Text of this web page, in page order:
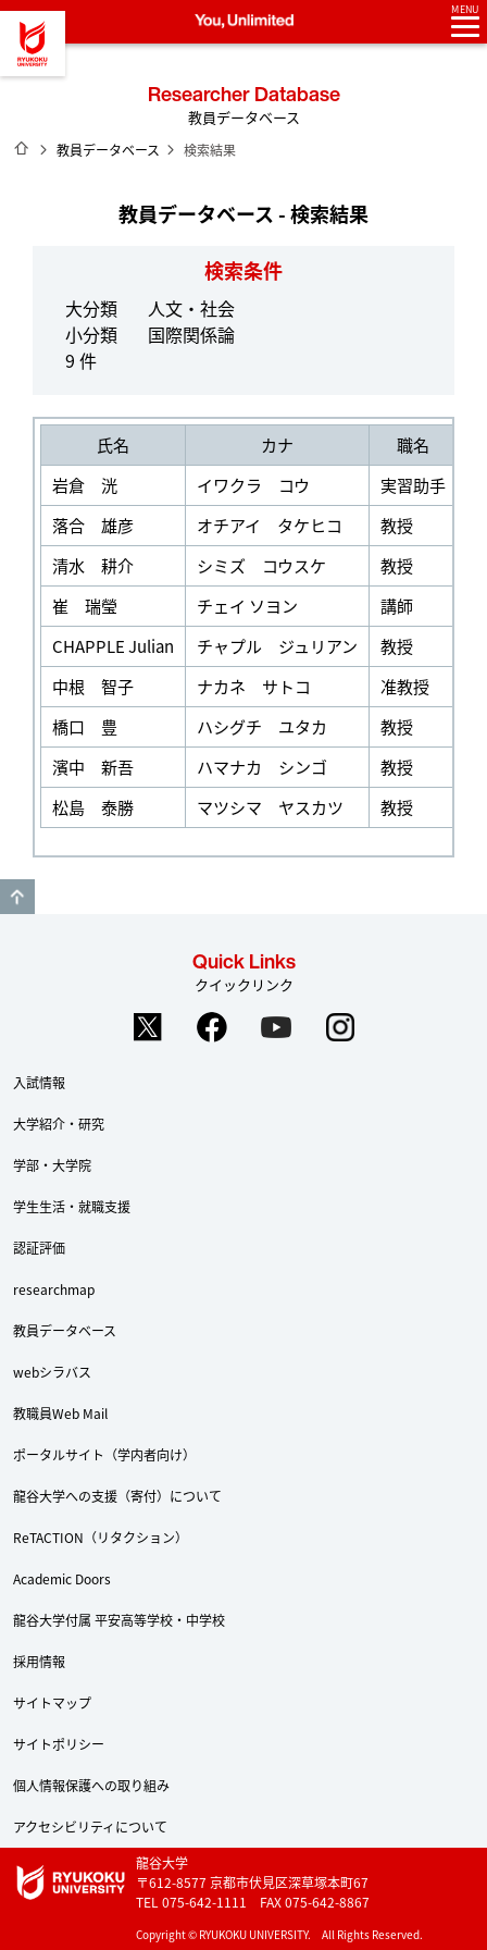
龍谷大学 You, Unlimited
MENU
Researcher Database
教員データベース
ホーム
教員データベース 検索結果
教員データベース - 検索結果
検索条件
大分類
人文・社会
小分類
国際関係論
9 件
氏名 カナ
職名
岩倉 洸
イワクラ コウ 実習助手
落合 雄彦
オチアイ タケヒコ 教授
清水 耕介
シミズ コウスケ 教授
崔 瑞瑩
チェイ ソヨン 講師
CHAPPLE Julian
チャプル ジュリアン 教授
中根 智子
ナカネ サトコ 准教授
橋口 豊
ハシグチ ユタカ 教授
濱中 新吾
ハマナカ シンゴ 教授
松島 泰勝
マツシマ ヤスカツ 教授
Quick Links
クイックリンク
入試情報
大学紹介・研究
学部・大学院
学生生活・就職支援
認証評価
researchmap
教員データベース
webシラバス
教職員Web Mail
ポータルサイト（学内者向け）
龍谷大学への支援（寄付）について
ReTACTION（リタクション）
Academic Doors
龍谷大学付属 平安高等学校・中学校
採用情報
サイトマップ
サイトポリシー
個人情報保護への取り組み
アクセシビリティについて
Copyright © RYUKOKU UNIVERSITY. All Rights Reserved.
龍谷大学
〒612-8577 京都市伏見区深草塚本町67
TEL 075-642-1111 FAX 075-642-8867